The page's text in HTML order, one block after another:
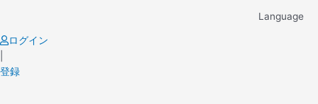
content
Language
ログイン
登録